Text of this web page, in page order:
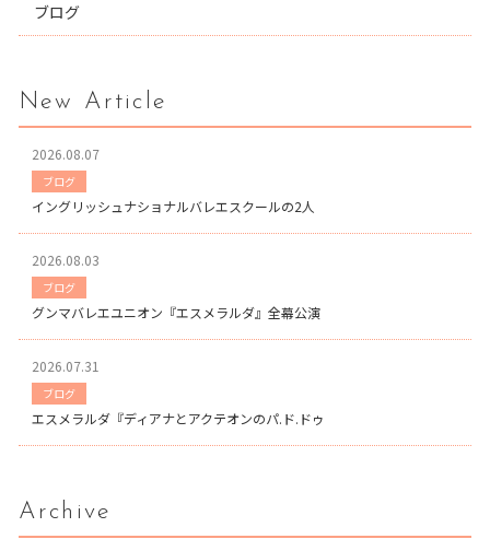
ブログ
New Article
2026.08.07
ブログ
イングリッシュナショナルバレエスクールの2人
2026.08.03
ブログ
グンマバレエユニオン『エスメラルダ』全幕公演
2026.07.31
ブログ
エスメラルダ『ディアナとアクテオンのパ.ド.ドゥ
Archive